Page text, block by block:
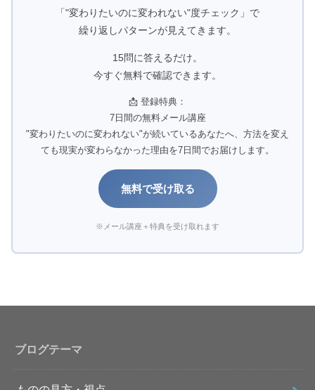
「"変わりたいのに変われない"度チェック」で
繰り返しパターンが見えてきます。
15問に答えるだけ。
今すぐ無料で確認できます。
📩 登録特典：
7日間の無料メール講座
"変わりたいのに変われない"が続いているあなたへ、方法を変え
ても現実が変わらなかった理由を7日間でお届けします。
無料で受け取る
※メール講座＋特典を受け取れます
ブログテーマ